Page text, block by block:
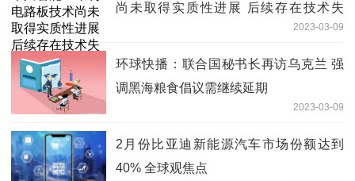
尚未取得实质性进展 后续存在技术失
2023-03-09
环球快播：联合国秘书长再访乌克兰 强
调黑海粮食倡议需继续延期
2023-03-09
2月份比亚迪新能源汽车市场份额达到
40% 全球观焦点